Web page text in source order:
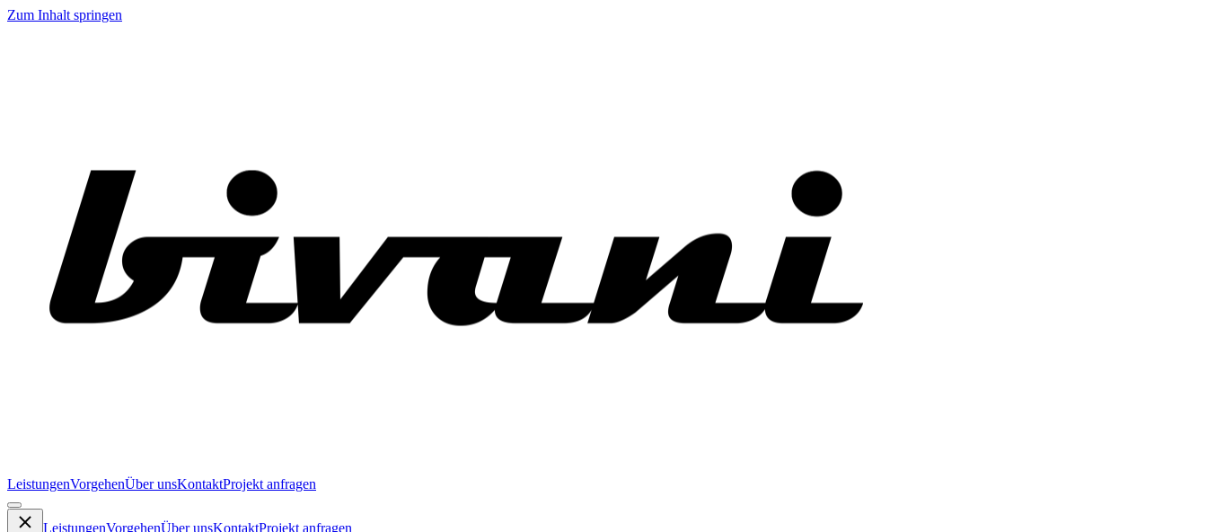
Zum Inhalt springen
LeistungenVorgehenÜber unsKontaktProjekt anfragen
LeistungenVorgehenÜber unsKontaktProjekt anfragen